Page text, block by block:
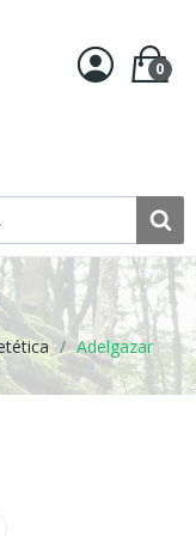
0
Adelgazar